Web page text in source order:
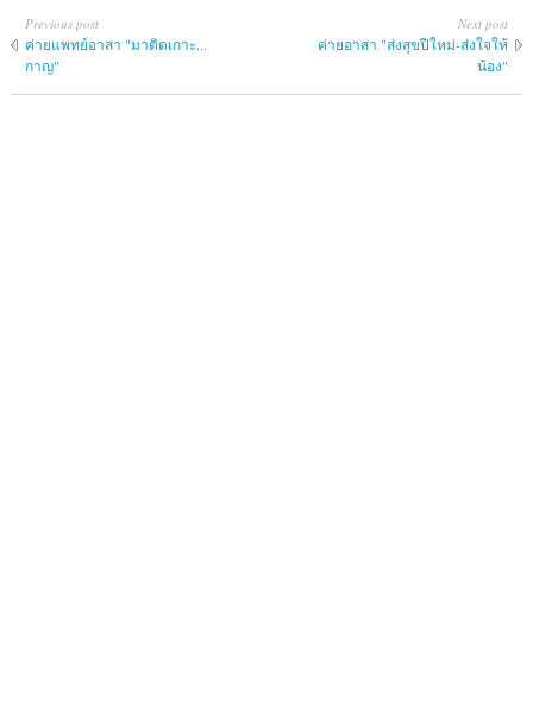
Previous post
ค่ายแพทย์​อาสา "มาติดเกาะ...
กาญ"
Next post
ค่ายอาสา "ส่งสุขปีใหม่-ส่งใจให้
น้อง"